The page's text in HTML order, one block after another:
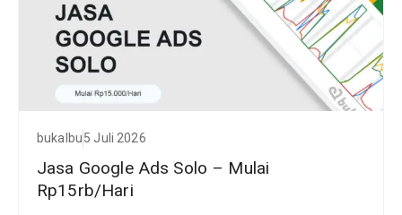
bukalbu5 Juli 2026
Jasa Google Ads Solo – Mulai
Rp15rb/Hari